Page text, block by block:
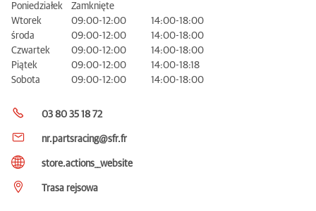
Poniedziałek
Zamknięte
Wtorek
09:00-12:00
14:00-18:00
środa
09:00-12:00
14:00-18:00
Czwartek
09:00-12:00
14:00-18:00
Piątek
09:00-12:00
14:00-18:18
Sobota
09:00-12:00 14:00-18:00
03 80 35 18 72
nr.partsracing@sfr.fr
store.actions__website
Trasa rejsowa